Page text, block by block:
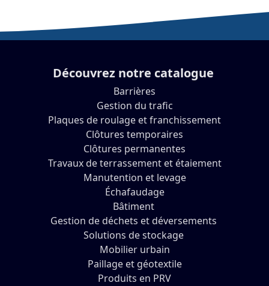
Découvrez notre catalogue
Barrières
Gestion du trafic
Plaques de roulage et franchissement
Clôtures temporaires
Clôtures permanentes
Travaux de terrassement et étaiement
Manutention et levage
Échafaudage
Bâtiment
Gestion de déchets et déversements
Solutions de stockage
Mobilier urbain
Paillage et géotextile
Produits en PRV